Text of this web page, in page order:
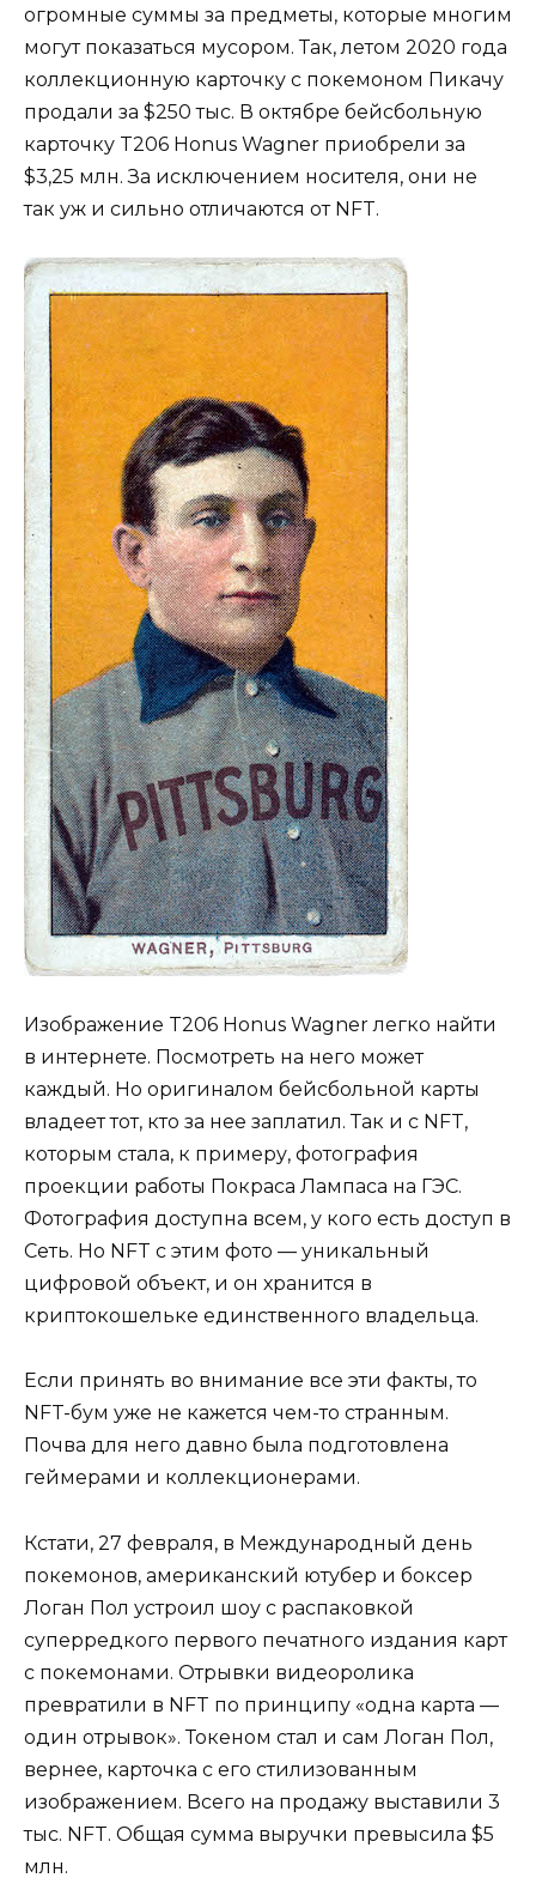
огромные суммы за предметы, которые многим
могут показаться мусором. Так, летом 2020 года
коллекционную карточку с покемоном Пикачу
продали за $250 тыс. В октябре бейсбольную
карточку T206 Honus Wagner приобрели за
$3,25 млн. За исключением носителя, они не
так уж и сильно отличаются от NFT.
Изображение T206 Honus Wagner легко найти
в интернете. Посмотреть на него может
каждый. Но оригиналом бейсбольной карты
владеет тот, кто за нее заплатил. Так и с NFT,
которым стала, к примеру, фотография
проекции работы Покраса Лампаса на ГЭС.
Фотография доступна всем, у кого есть доступ в
Сеть. Но NFT с этим фото — уникальный
цифровой объект, и он хранится в
криптокошельке единственного владельца.
Если принять во внимание все эти факты, то
NFT-бум уже не кажется чем-то странным.
Почва для него давно была подготовлена
геймерами и коллекционерами.
Кстати, 27 февраля, в Международный день
покемонов, американский ютубер и боксер
Логан Пол устроил шоу с распаковкой
суперредкого первого печатного издания карт
с покемонами. Отрывки видеоролика
превратили в NFT по принципу «одна карта —
один отрывок». Токеном стал и сам Логан Пол,
вернее, карточка с его стилизованным
изображением. Всего на продажу выставили 3
тыс. NFT. Общая сумма выручки превысила $5
млн.